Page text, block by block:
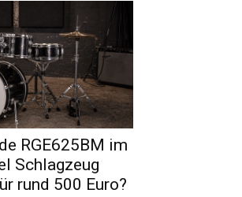
RGE625BM im
Schlagzeug
rund 500 Euro?